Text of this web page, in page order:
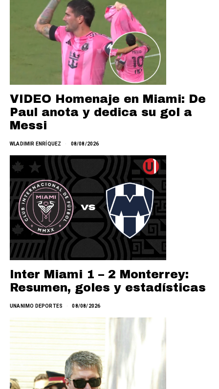
VIDEO Homenaje en Miami: De
Paul anota y dedica su gol a
Messi
WLADIMIR ENRÍQUEZ 08/08/2026
Inter Miami 1 – 2 Monterrey:
Resumen, goles y estadísticas
UNANIMO DEPORTES 08/08/2026